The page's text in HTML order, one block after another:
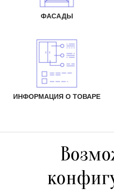
ФАСАДЫ
ИНФОРМАЦИЯ О ТОВАРЕ